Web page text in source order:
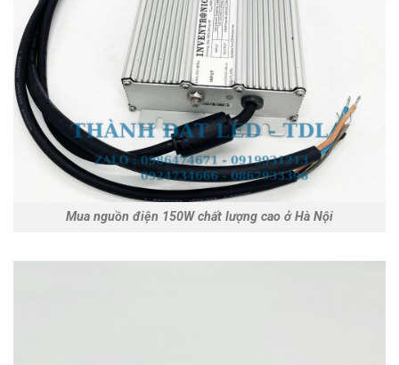
Mua nguồn điện 150W chất lượng cao ở Hà Nội